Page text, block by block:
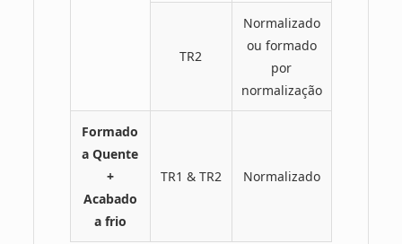
TR2
Normalizado
ou formado
por
normalização
Formado
a Quente
+
Acabado
a frio
TR1 & TR2 Normalizado